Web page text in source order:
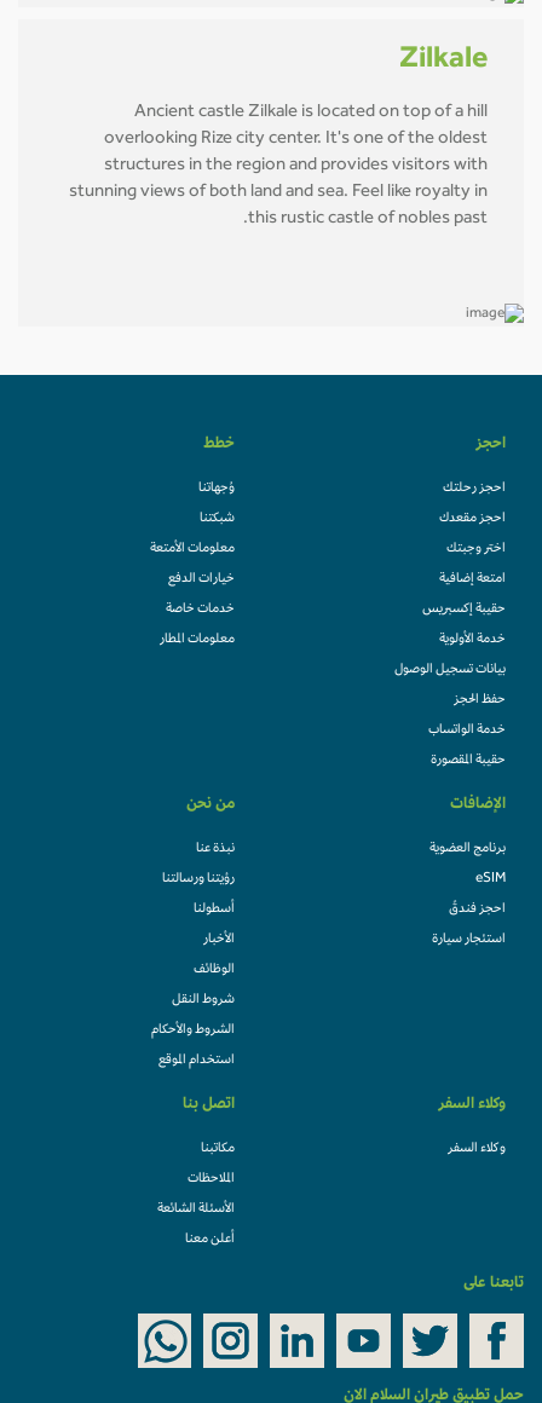
Zilkale
Ancient castle Zilkale is located on top of a hill
overlooking Rize city center. It's one of the oldest
structures in the region and provides visitors with
stunning views of both land and sea. Feel like royalty in
this rustic castle of nobles past.
احجز
احجز رحلتك
احجز مقعدك
اختر وجبتك
امتعة إضافية
حقيبة إكسبريس
خدمة الأولوية
بيانات تسجيل الوصول
حفظ الحجز
خدمة الواتساب
حقيبة المقصورة
خطط
وُجهاتنا
شبكتنا
معلومات الأمتعة
خيارات الدفع
خدمات خاصة
معلومات المطار
الإضافات
برنامج العضوية
eSIM
احجز فندقً
استئجار سيارة
من نحن
نبذة عنا
رؤيتنا ورسالتنا
أسطولنا
الأخبار
الوظائف
شروط النقل
الشروط والأحكام
استخدام الموقع
وكلاء السفر
وكلاء السفر
اتصل بنا
مكاتبنا
الملاحظات
الأسئلة الشائعة
أعلن معنا
تابعنا على
حمل تطبيق طيران السلام الان